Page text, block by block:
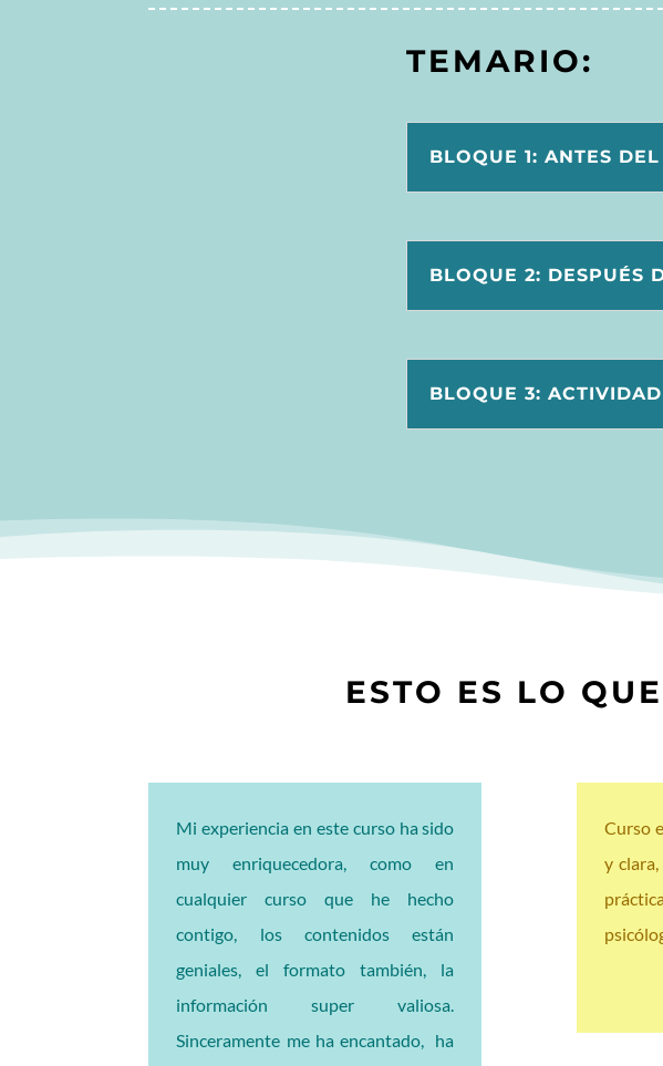
TEMARIO:
BLOQUE 1: ANTES
BLOQUE 2: DESPUÉS
BLOQUE 3:
ESTO ES LO
Mi experiencia en este curso ha sido
muy enriquecedora, como en
cualquier curso que he hecho
contigo, los contenidos están
geniales, el formato también, la
información super valiosa.
Sinceramente me ha encantado, ha
Curso
y